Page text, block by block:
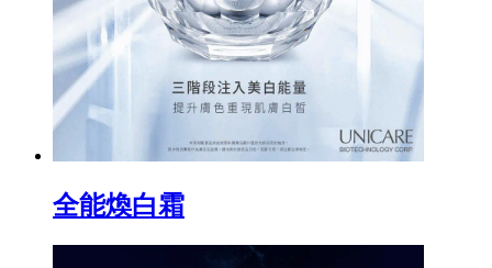
全能煥白霜